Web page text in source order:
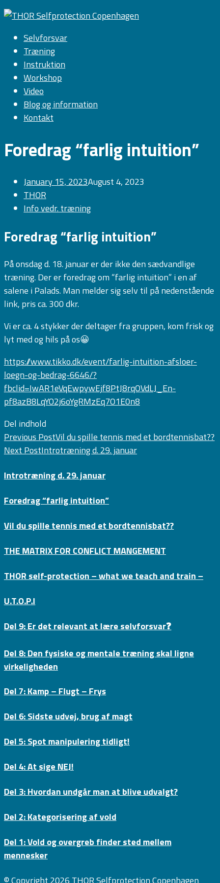
Selvforsvar
Træning
Instruktion
Workshop
Video
Blog og information
Kontakt
Foredrag “farlig intuition”
January 15, 2023August 4, 2023
THOR
Info vedr. træning
Foredrag “farlig intuition”
På onsdag d. 18. januar er der ikke den sædvandlige
træning. Der er foredrag om “farlig intuition” i en af
salene i Palads. Man melder sig selv til på nedenstående
link, pris ca. 300 dkr.
Vi er ca. 4 stykker der deltager fra gruppen, kom frisk og
lyt med og hils på os😀
https://www.tikko.dk/event/farlig-intuition-afsloer-
loegn-og-bedrag-6646/?
fbclid=IwAR1eVqEwpywEjf8PtJ8rqOVdLJ_En-
pf8azB8LqYO2j6oYgRMzEq7O1E0n8
Del indhold
Previous PostVil du spille tennis med et bordtennisbat??
Next PostIntrotræning d. 29. januar
Introtræning d. 29. januar
Foredrag “farlig intuition”
Vil du spille tennis med et bordtennisbat??
THE MATRIX FOR CONFLICT MANGEMENT
THOR self-protection – what we teach and train –
U.T.O.P.I
Del 9: Er det relevant at lære selvforsvar❓
Del 8: Den fysiske og mentale træning skal ligne
virkeligheden
Del 7: Kamp – Flugt – Frys
Del 6: Sidste udvej, brug af magt
Del 5: Spot manipulering tidligt!
Del 4: At sige NEJ!
Del 3: Hvordan undgår man at blive udvalgt?
Del 2: Kategorisering af vold
Del 1: Vold og overgreb finder sted mellem
mennesker
© Copyright 2026 THOR Selfprotection Copenhagen